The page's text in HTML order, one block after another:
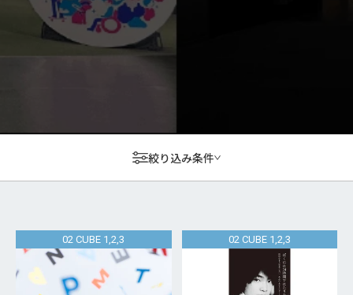
絞り込み条件
02 CUBE 1,2,3 02 CUBE 1,2,3